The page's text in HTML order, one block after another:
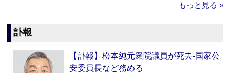
もっと見る »
訃報
【訃報】松本純元衆院議員が死去‐国家公
安委員長など務める